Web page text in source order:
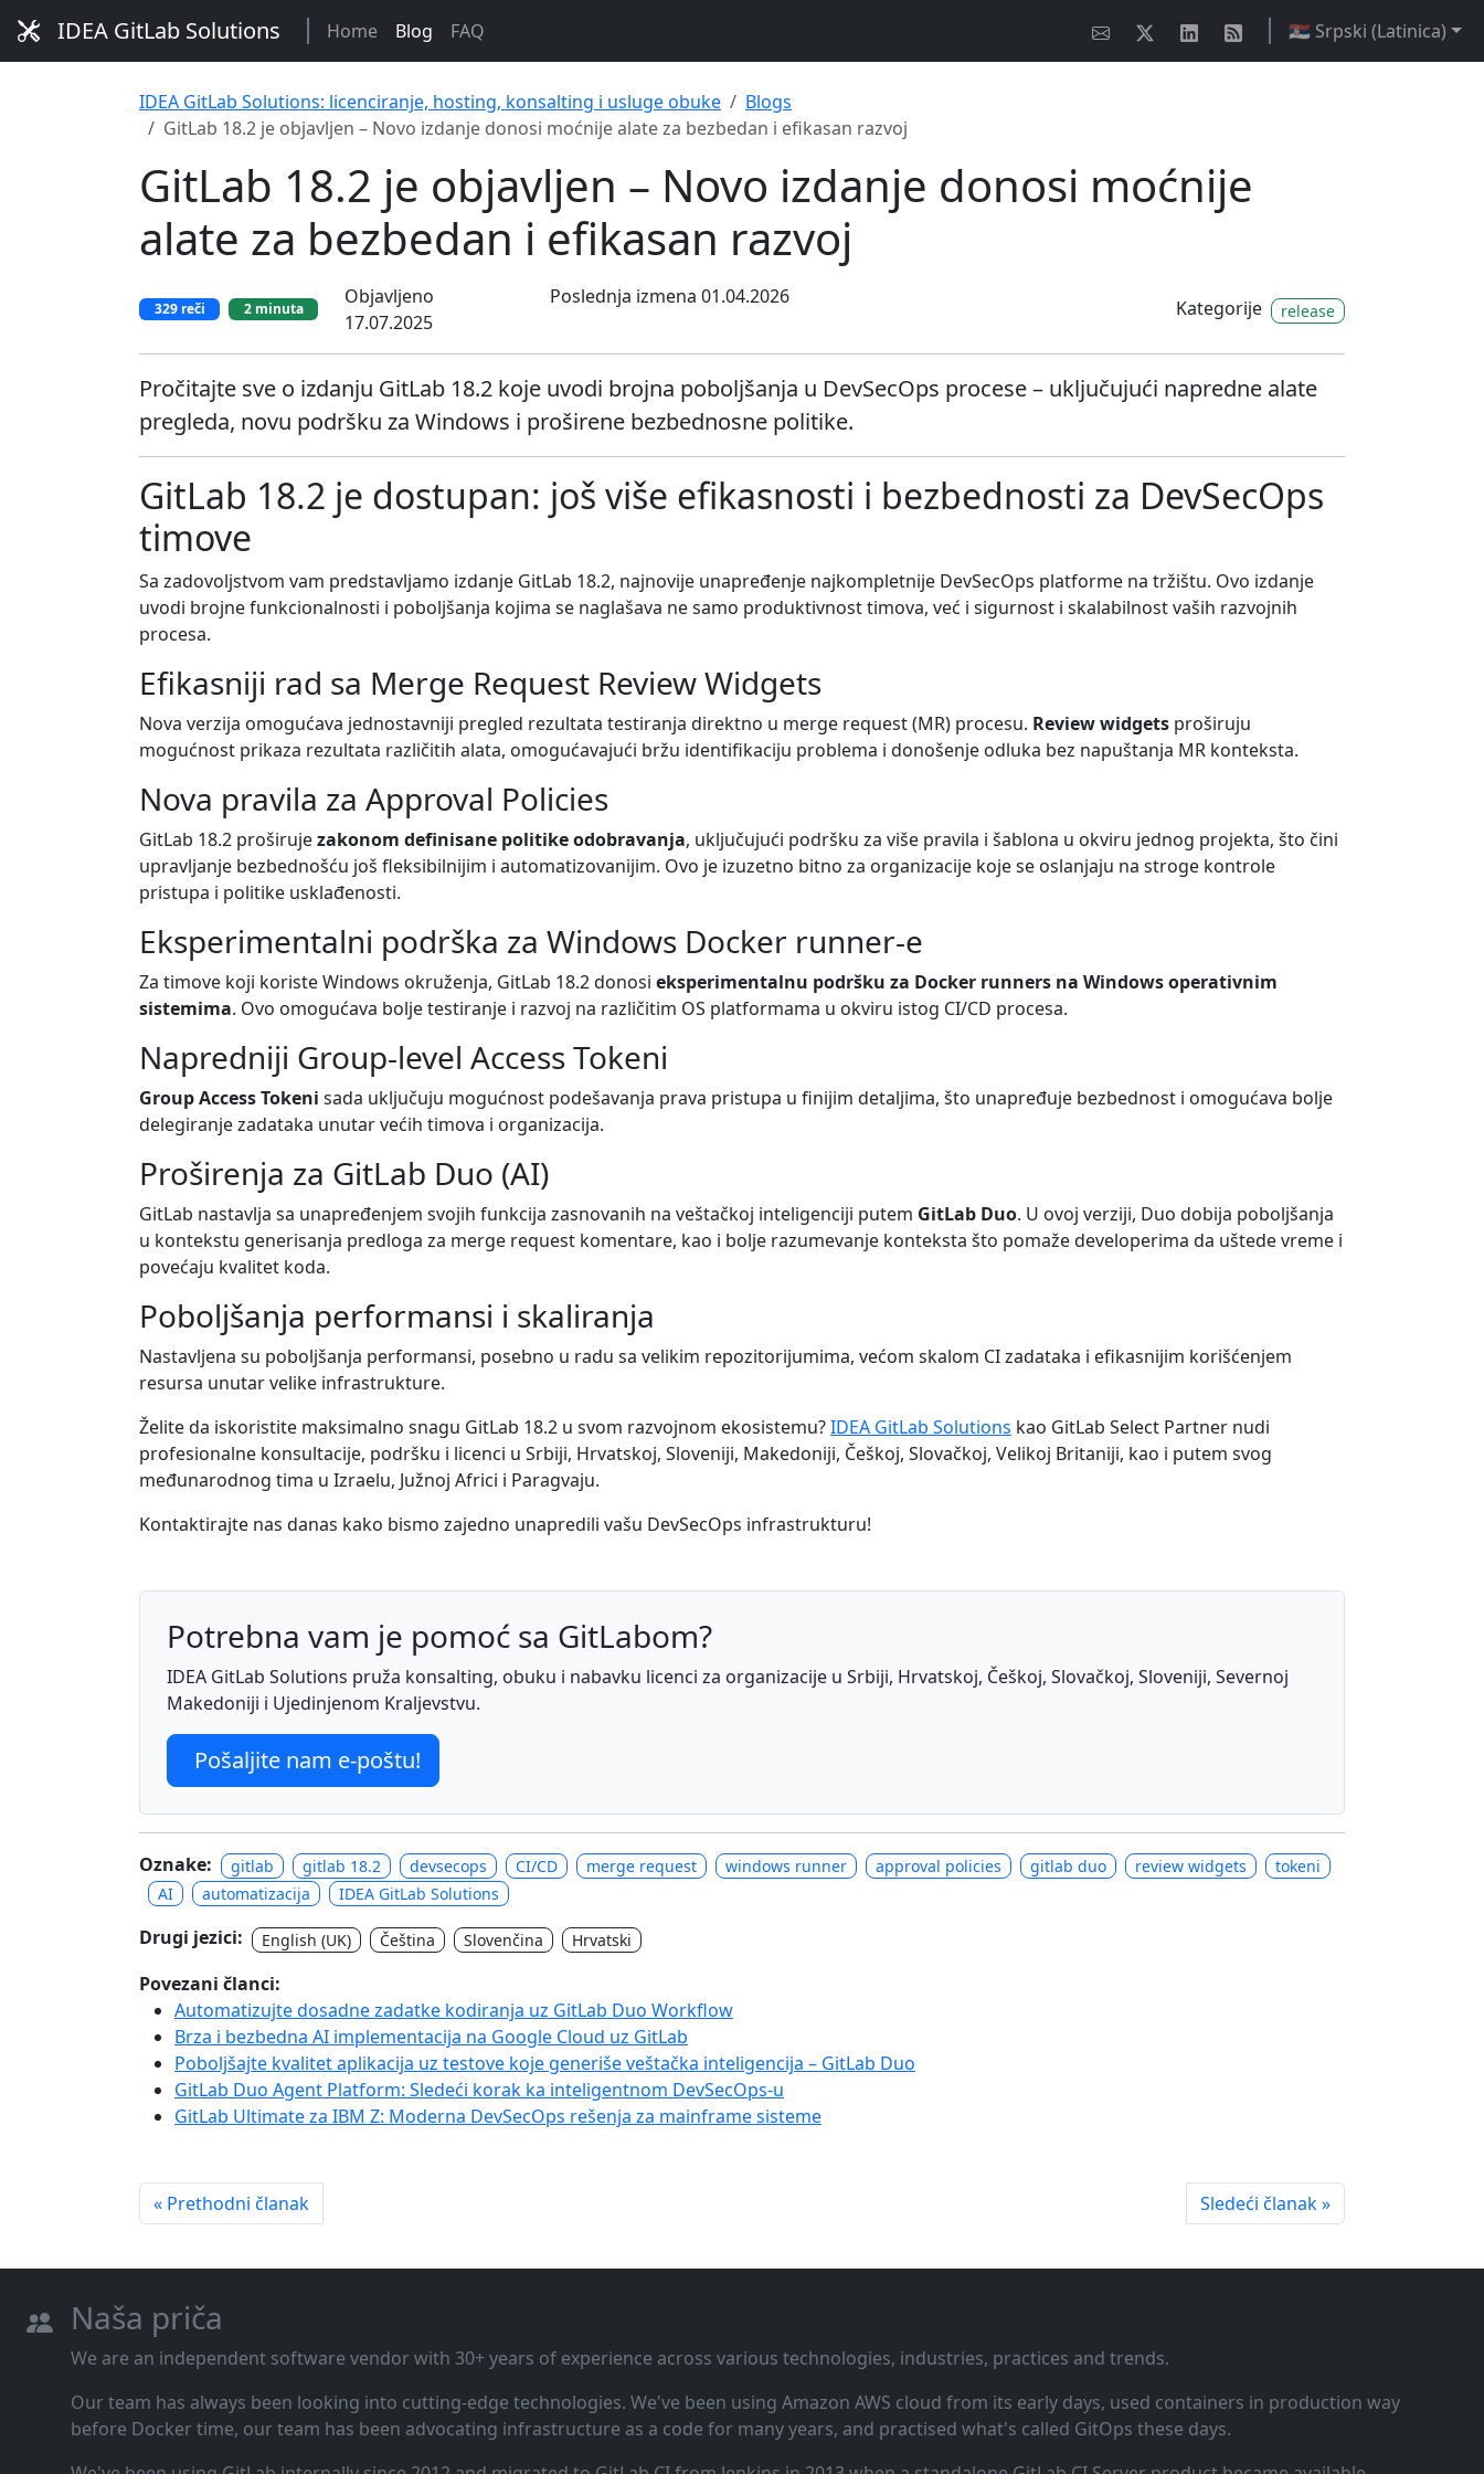
IDEA GitLab Solutions Home Blog FAQ 🇷🇸 Srpski (Latinica)
IDEA GitLab Solutions: licenciranje, hosting, konsalting i usluge obuke
Blogs
GitLab 18.2 je objavljen – Novo izdanje donosi moćnije alate za bezbedan i efikasan razvoj
GitLab 18.2 je objavljen – Novo izdanje donosi moćnije
alate za bezbedan i efikasan razvoj
329 reči 2 minuta
Objavljeno
17.07.2025
Poslednja izmena 01.04.2026
Kategorije release
Pročitajte sve o izdanju GitLab 18.2 koje uvodi brojna poboljšanja u DevSecOps procese – uključujući napredne alate
pregleda, novu podršku za Windows i proširene bezbednosne politike.
GitLab 18.2 je dostupan: još više efikasnosti i bezbednosti za DevSecOps
timove
Sa zadovoljstvom vam predstavljamo izdanje GitLab 18.2, najnovije unapređenje najkompletnije DevSecOps platforme na tržištu. Ovo izdanje
uvodi brojne funkcionalnosti i poboljšanja kojima se naglašava ne samo produktivnost timova, već i sigurnost i skalabilnost vaših razvojnih
procesa.
Efikasniji rad sa Merge Request Review Widgets
Nova verzija omogućava jednostavniji pregled rezultata testiranja direktno u merge request (MR) procesu. Review widgets proširuju
mogućnost prikaza rezultata različitih alata, omogućavajući bržu identifikaciju problema i donošenje odluka bez napuštanja MR konteksta.
Nova pravila za Approval Policies
GitLab 18.2 proširujezakonom definisane politikе odobravanja, uključujući podršku za više pravila i šablona u okviru jednog projekta, što čini
upravljanje bezbednošću još fleksibilnijim i automatizovanijim. Ovo je izuzetno bitno za organizacije koje se oslanjaju na stroge kontrole
pristupa i politike usklađenosti.
Eksperimentalni podrška za Windows Docker runner-e
Za timove koji koriste Windows okruženja, GitLab 18.2 donosi eksperimentalnu podršku za Docker runners na Windows operativnim
sistemima. Ovo omogućava bolje testiranje i razvoj na različitim OS platformama u okviru istog CI/CD procesa.
Napredniji Group-level Access Tokeni
Group Access Tokeni sada uključuju mogućnost podešavanja prava pristupa u finijim detaljima, što unapređuje bezbednost i omogućava bolje
delegiranje zadataka unutar većih timova i organizacija.
Proširenja za GitLab Duo (AI)
GitLab nastavlja sa unapređenjem svojih funkcija zasnovanih na veštačkoj inteligenciji putem GitLab Duo. U ovoj verziji, Duo dobija poboljšanja
u kontekstu generisanja predloga za merge request komentare, kao i bolje razumevanje konteksta što pomaže developerima da uštede vreme i
povećaju kvalitet koda.
Poboljšanja performansi i skaliranja
Nastavljena su poboljšanja performansi, posebno u radu sa velikim repozitorijumima, većom skalom CI zadataka i efikasnijim korišćenjem
resursa unutar velike infrastrukture.
Želite da iskoristite maksimalno snagu GitLab 18.2 u svom razvojnom ekosistemu?IDEA GitLab Solutions kao GitLab Select Partner nudi
profesionalne konsultacije, podršku i licenci u Srbiji, Hrvatskoj, Sloveniji, Makedoniji, Češkoj, Slovačkoj, Velikoj Britaniji, kao i putem svog
međunarodnog tima u Izraelu, Južnoj Africi i Paragvaju.
Kontaktirajte nas danas kako bismo zajedno unapredili vašu DevSecOps infrastrukturu!
Potrebna vam je pomoć sa GitLabom?
IDEA GitLab Solutions pruža konsalting, obuku i nabavku licenci za organizacije u Srbiji, Hrvatskoj, Češkoj, Slovačkoj, Sloveniji, Severnoj
Makedoniji i Ujedinjenom Kraljevstvu.
Pošaljite nam e-poštu!
Oznake: gitlab gitlab 18.2 devsecops CI/CD merge request windows runner approval policies gitlab duo review widgets
tokeni
AI
automatizacija IDEA GitLab Solutions
Drugi jezici: English (UK) Čeština Slovenčina Hrvatski
Povezani članci:
Automatizujte dosadne zadatke kodiranja uz GitLab Duo Workflow
Brza i bezbedna AI implementacija na Google Cloud uz GitLab
Poboljšajte kvalitet aplikacija uz testove koje generiše veštačka inteligencija – GitLab Duo
GitLab Duo Agent Platform: Sledeći korak ka inteligentnom DevSecOps-u
GitLab Ultimate za IBM Z: Moderna DevSecOps rešenja za mainframe sisteme
« Prethodni članak Sledeći članak »
Naša priča
We are an independent software vendor with 30+ years of experience across various technologies, industries, practices and trends.
Our team has always been looking into cutting‑edge technologies. We've been using Amazon AWS cloud from its early days, used containers in production way
before Docker time, our team has been advocating infrastructure as a code for many years, and practised what's called GitOps these days.